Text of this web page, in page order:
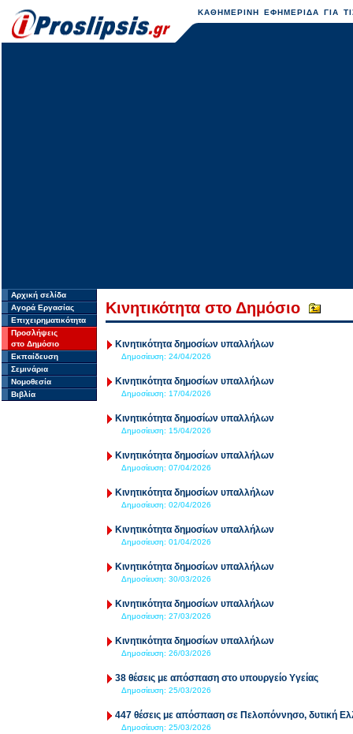
ΚΑΘΗΜΕΡΙΝΗ ΕΦΗΜΕΡΙΔΑ ΓΙΑ
Αρχική σελίδα
Αγορά Εργασίας
Επιχειρηματικότητα
Προσλήψεις
στο Δημόσιο
Εκπαίδευση
Σεμινάρια
Νομοθεσία
Βιβλία
Κινητικότητα στο Δημόσιο
Κινητικότητα δημοσίων υπαλλήλων
Δημοσίευση: 24/04/2026
Κινητικότητα δημοσίων υπαλλήλων
Δημοσίευση: 17/04/2026
Κινητικότητα δημοσίων υπαλλήλων
Δημοσίευση: 15/04/2026
Κινητικότητα δημοσίων υπαλλήλων
Δημοσίευση: 07/04/2026
Κινητικότητα δημοσίων υπαλλήλων
Δημοσίευση: 02/04/2026
Κινητικότητα δημοσίων υπαλλήλων
Δημοσίευση: 01/04/2026
Κινητικότητα δημοσίων υπαλλήλων
Δημοσίευση: 30/03/2026
Κινητικότητα δημοσίων υπαλλήλων
Δημοσίευση: 27/03/2026
Κινητικότητα δημοσίων υπαλλήλων
Δημοσίευση: 26/03/2026
38 θέσεις με απόσπαση στο υπουργείο Υγείας
Δημοσίευση: 25/03/2026
447 θέσεις με απόσπαση σε Πελοπόννησο, δυτική
Δημοσίευση: 25/03/2026